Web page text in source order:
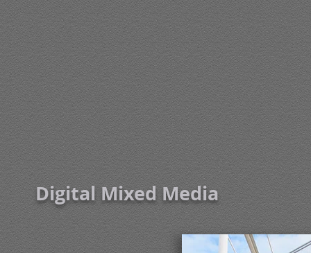
Digital Mixed Media